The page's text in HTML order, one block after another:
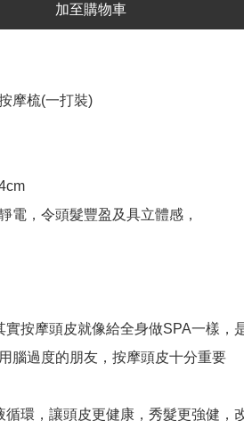
加至購物車
摩梳(一打裝)
電，令頭髮豐盈及具立體感，
實按摩頭皮就像給全身做SPA一樣，
腦過度的朋友，按摩頭皮十分重要
循環，讓頭皮更健康，秀髮更強健，